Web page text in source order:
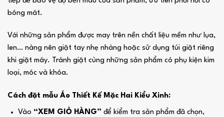
bóng mát.
Với những sản phẩm được may trên nền chất liệu mềm như lụa,
len… nàng nên giặt tay nhẹ nhàng hoặc sử dụng túi giặt riêng
khi giặt máy. Tránh giặt cùng những sản phẩm có phụ kiện kim
loại, móc và khóa.
Cách đặt mẫu Áo Thiết Kế Mặc Hai Kiểu Xinh:
Vào “XEM GIỎ HÀNG” để kiểm tra sản phẩm đã chọn,